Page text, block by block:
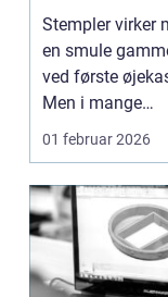
Stempler virker
en smule
ved første
Men i mange
virksomheder og også
01 februar 2026